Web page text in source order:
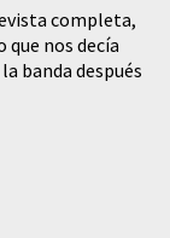
completa,
nos decía
banda después